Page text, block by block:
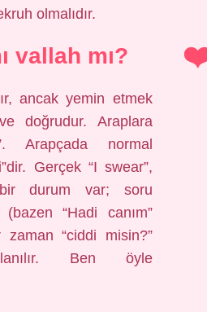
olmalıdır.
vallah mı?
ancak yemin etmek
doğrudur. Araplara
Arapçada normal
Gerçek “I swear”,
durum var; soru
“Hadi canım”
zaman “ciddi misin?”
Ben öyle